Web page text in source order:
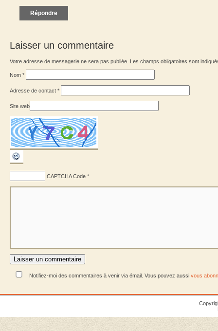
Répondre
Laisser un commentaire
Votre adresse de messagerie ne sera pas publiée. Les champs obligatoires sont
Nom *
Adresse de contact *
Site web
CAPTCHA Code *
Notifiez-moi des commentaires à venir via émail. Vous pouvez aussi vous